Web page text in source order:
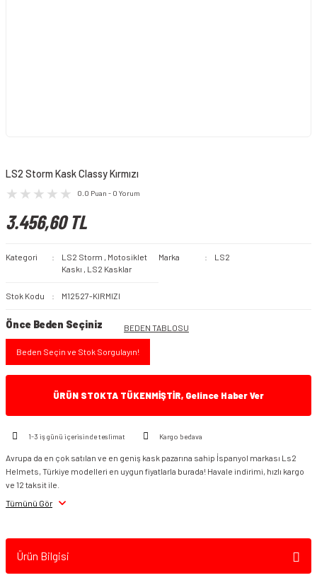
LS2 Storm Kask Classy Kırmızı
0.0 Puan - 0 Yorum
3.456,60 TL
Kategori LS2 Storm , Motosiklet
Kaskı , LS2 Kasklar
Marka LS2
Stok Kodu M12527-KIRMIZI
Önce Beden Seçiniz BEDEN TABLOSU
Beden Seçin ve Stok Sorgulayın!
ÜRÜN STOKTA TÜKENMİŞTİR, Gelince Haber Ver
1-3 iş günü içerisinde teslimat Kargo bedava
Avrupa da en çok satılan ve en geniş kask pazarına sahip İspanyol markası Ls2
Helmets, Türkiye modelleri en uygun fiyatlarla burada! Havale indirimi, hızlı kargo
ve 12 taksit ile.
Tümünü Gör
Ürün Bilgisi